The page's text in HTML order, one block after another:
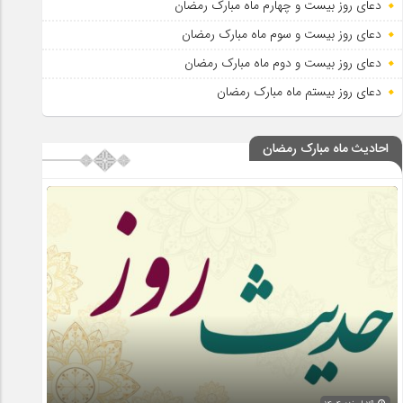
دعای روز بیست و چهارم ماه مبارک رمضان
دعای روز بیست و سوم ماه مبارک رمضان
دعای روز بیست و دوم ماه مبارک رمضان
دعای روز بیستم ماه مبارک رمضان
احادیث ماه مبارک رمضان